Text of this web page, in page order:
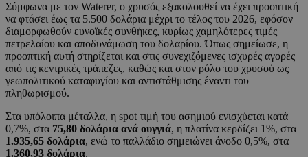
Σύμφωνα με τον Waterer, ο χρυσός εξακολουθεί να έχει προοπτική
να φτάσει έως τα 5.500 δολάρια μέχρι το τέλος του 2026, εφόσον
διαμορφωθούν ευνοϊκές συνθήκες, κυρίως χαμηλότερες τιμές
πετρελαίου και αποδυνάμωση του δολαρίου. Όπως σημείωσε, η
προοπτική αυτή στηρίζεται και στις συνεχιζόμενες ισχυρές αγορές
από τις κεντρικές τράπεζες, καθώς και στον ρόλο του χρυσού ως
γεωπολιτικού καταφυγίου και αντιστάθμισης έναντι του
πληθωρισμού.
Στα υπόλοιπα μέταλλα, η spot τιμή του ασημιού ενισχύεται κατά
0,7%, στα 75,80 δολάρια ανά ουγγιά, η πλατίνα κερδίζει 1%, στα
1.935,65 δολάρια, ενώ το παλλάδιο σημειώνει άνοδο 0,5%, στα
1.360,93 δολάρια.